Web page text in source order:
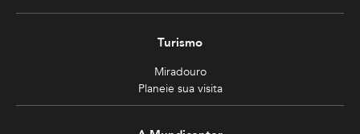
Turismo
Miradouro
Planeie sua visita